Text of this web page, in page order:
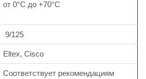
от 0°C до +70°C
9/125
Eltex, Cisco
Соответствует рекомендациям